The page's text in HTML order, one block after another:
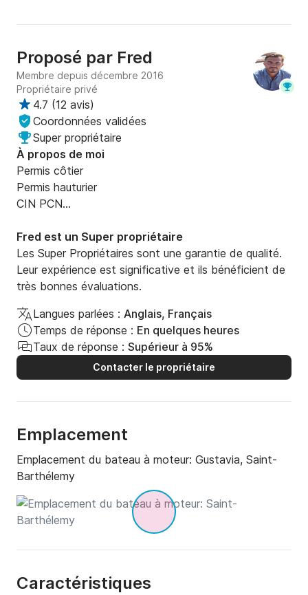
Proposé par Fred
Membre depuis décembre 2016
Propriétaire privé
4.7 (12 avis)
Coordonnées validées
Super propriétaire
À propos de moi
Permis côtier
Permis hauturier
CIN PCN
Pompier sur le porte avion Clemenceau
30 années de Windsurf et Kitesurf
Fred est un Super propriétaire
Les Super Propriétaires sont une garantie de qualité.
Leur expérience est significative et ils bénéficient de
très bonnes évaluations.
Langues parlées : Anglais, Français
Temps de réponse : En quelques heures
Taux de réponse : Supérieur à 95%
Contacter le propriétaire
Emplacement
Emplacement du bateau à moteur: Gustavia, Saint-
Barthélemy
Caractéristiques